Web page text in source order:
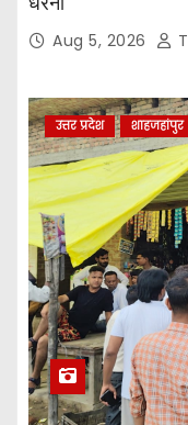
Aug 5, 2026
उत्तर प्रदेश शाहजहांपुर